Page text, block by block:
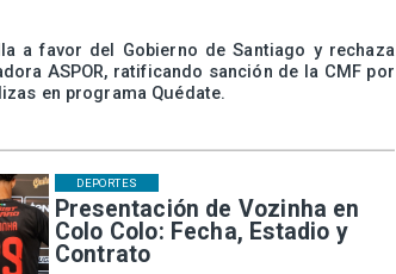
Presentación de Vozinha en
Colo Colo: Fecha, Estadio y
Contrato
DEPORTES
a favor del Gobierno de Santiago y rechaza
ASPOR, ratificando sanción de la CMF por
en programa Quédate.